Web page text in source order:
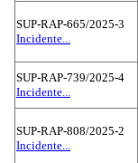
SUP-RAP-665/2025-3
Incidente...
SUP-RAP-739/2025-4
Incidente...
SUP-RAP-808/2025-2
Incidente...